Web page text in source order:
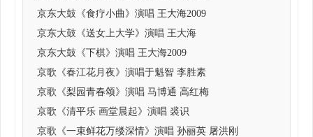
京东大鼓《食疗小曲》演唱 王大海2009
京东大鼓《送女上大学》演唱 王大海
京东大鼓《下棋》演唱 王大海2009
京歌《春江花月夜》演唱于魁智 李胜素
京歌《梨园青春颂》演唱 马博通 高红梅
京歌《清平乐 画堂晨起》演唱 裘识
京歌《一束鲜花万缕深情》演唱 孙丽英 屠洪刚